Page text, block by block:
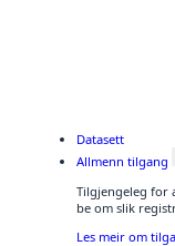
Datasett
Allmenn tilgang
Tilgjengeleg for
be om slik
Les meir om